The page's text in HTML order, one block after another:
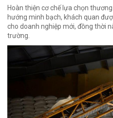
Hoàn thiện cơ chế lựa chọn
hướng minh bạch, khách quan
cho doanh nghiệp mới, đồng thời
trường.